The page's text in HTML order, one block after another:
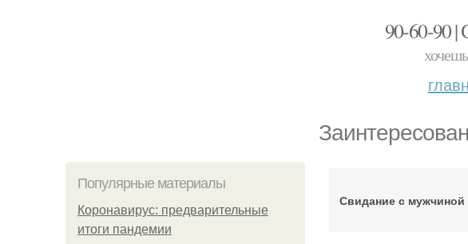
90-60-
Популярные материалы
Коронавирус: предварительные
итоги пандемии
Свидание с мужчиной